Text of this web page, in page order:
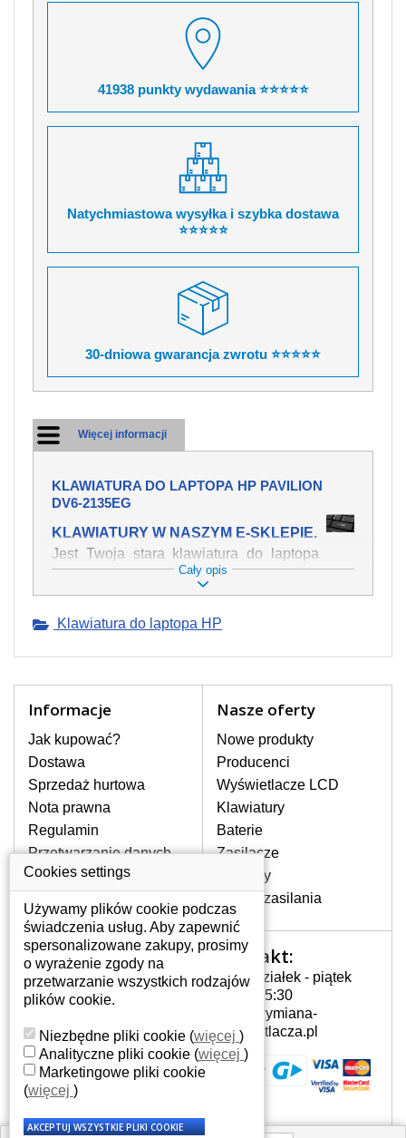
41938 punkty wydawania ⭐⭐⭐⭐⭐
Natychmiastowa wysyłka i szybka dostawa
⭐⭐⭐⭐⭐
30-dniowa gwarancja zwrotu ⭐⭐⭐⭐⭐
Więcej informacji
KLAWIATURA DO LAPTOPA HP PAVILION
DV6-2135EG
KLAWIATURY W NASZYM E-SKLEPIE.
Jest Twoja stara klawiatura do laptopa
HP Pavilion dv6-2135eg mechanicznie
uszkodzona, polałeś ją płynem, który
swojej pozycji? Kup nową klawiaturę,
Oferujemy oryginalne klawiatury w
stronie internetowej ją znajdziesz za
pomocy wyszukiwarki. Wystarczy znać
model laptopa. Przy każdej klawiaturze
nie może brakować szczególowe zdjęcie
do aktualnego stanu naszego magazynu.
W JAKI SPOSÓB MOŻE SIĘ
PRZEJAWIAĆ USTERKA
Częstymi objawami są pomijanie liter
czy wyświetlanie innych liter oraz
dublowanie tych samych znaków. W
przypadku podlicia klawisze nie
powrócą do pierwotnej pozycji. Albo
też uszkodzenie mechaniczne, np.
JAK TO DZIAŁA?
Klawiatura składa się z kilku
warstw folii, z których przewodzą
przewodzące warstwy.
Cały opis
Klawiatura do laptopa HP
Informacje
Jak kupować?
Dostawa
Sprzedaż hurtowa
Nota prawna
Regulamin
Przetwarzanie danych
osobowych
Gdzie nas znajdziesz
Nasze oferty
Nowe produkty
Producenci
Wyświetlacze LCD
Klawiatury
Baterie
Zasilacze
Zawiasy
Złącza zasilania
Twoje konto
Twoje konto
Dane osobowe
Adresy
Historia zamówień
Kontakt:
Poniedziałek - piątek
7:00 - 15:30
info@wymiana-
wyswietlacza.pl
Cookies settings
Używamy plików cookie podczas
świadczenia usług. Aby zapewnić
spersonalizowane zakupy, prosimy
o wyrażenie zgody na
przetwarzanie wszystkich rodzajów
plików cookie.
Niezbędne pliki cookie (więcej )
Analityczne pliki cookie (więcej )
Marketingowe pliki cookie
(więcej )